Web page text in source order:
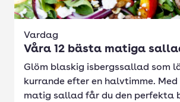
Vardag
Våra 12 bästa matiga
Glöm blaskig isbergssallad som
kurrande efter en halvtimme.
matig sallad får du den perfekta